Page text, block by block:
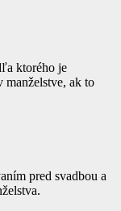
ktorého je
manželstve, ak to
pred svadbou a